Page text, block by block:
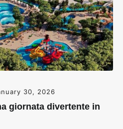
30, 2026
giornata divertente in